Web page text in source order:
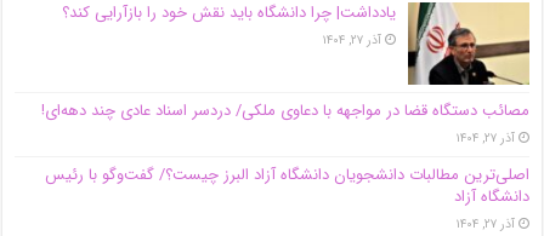
یادداشت| چرا دانشگاه باید نقش خود را بازآرایی کند؟
آذر ۲۷, ۱۴۰۴
مصائب دستگاه قضا در مواجهه با دعاوی ملکی/ دردسر اسناد عادی چند‌ دهه‌ای!
آذر ۲۷, ۱۴۰۴
اصلی‌ترین مطالبات دانشجویان دانشگاه آزاد البرز چیست؟/ گفت‌وگو با رئیس
دانشگاه آز‌اد
آذر ۲۷, ۱۴۰۴